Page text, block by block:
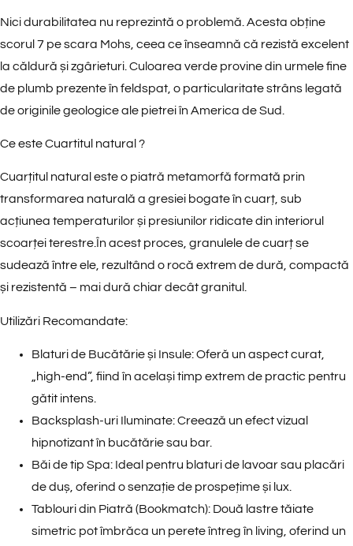
Nici durabilitatea nu reprezintă o problemă. Acesta obține
scorul 7 pe scara Mohs, ceea ce înseamnă că rezistă excelent
la căldură și zgârieturi. Culoarea verde provine din urmele fine
de plumb prezente în feldspat, o particularitate strâns legată
de originile geologice ale pietrei în America de Sud.
Ce este Cuartitul natural ?
Cuarțitul natural este o piatră metamorfă formată prin
transformarea naturală a gresiei bogate în cuarț, sub
acțiunea temperaturilor și presiunilor ridicate din interiorul
scoarței terestre.În acest proces, granulele de cuarț se
sudează între ele, rezultând o rocă extrem de dură, compactă
și rezistentă – mai dură chiar decât granitul.
Utilizări Recomandate:
Blaturi de Bucătărie și Insule: Oferă un aspect curat,
„high-end”, fiind în același timp extrem de practic pentru
gătit intens.
Backsplash-uri Iluminate: Creează un efect vizual
hipnotizant în bucătărie sau bar.
Băi de tip Spa: Ideal pentru blaturi de lavoar sau placări
de duș, oferind o senzație de prospețime și lux.
Tablouri din Piatră (Bookmatch): Două lastre tăiate
simetric pot îmbrăca un perete întreg în living, oferind un